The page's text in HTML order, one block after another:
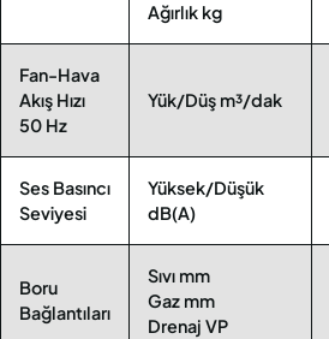
Ağırlık kg
Fan-Hava
Akış Hızı
50 Hz
Yük/Düş m³/dak
Ses Basıncı
Seviyesi
Yüksek/Düşük
dB(A)
Boru
Bağlantıları
Sıvı mm
Gaz mm
Drenaj VP